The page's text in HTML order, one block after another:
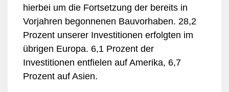
hierbei um die Fortsetzung der bereits in
Vorjahren begonnenen Bauvorhaben. 28,2
Prozent unserer Investitionen erfolgten im
übrigen Europa. 6,1 Prozent der
Investitionen entfielen auf Amerika, 6,7
Prozent auf Asien.